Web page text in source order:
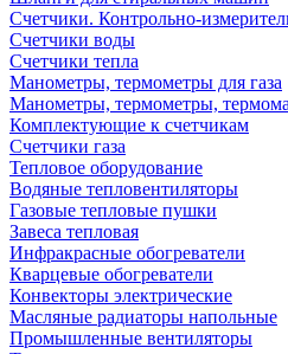
Счетчики. Контрольно-
Счетчики воды
Счетчики тепла
Манометры, термометры для газа
Манометры, термометры,
Комплектующие к счетчикам
Счетчики газа
Тепловое оборудование
Водяные тепловентиляторы
Газовые тепловые пушки
Завеса тепловая
Инфракрасные обогреватели
Кварцевые обогреватели
Конвекторы электрические
Масляные радиаторы напольные
Промышленные вентиляторы